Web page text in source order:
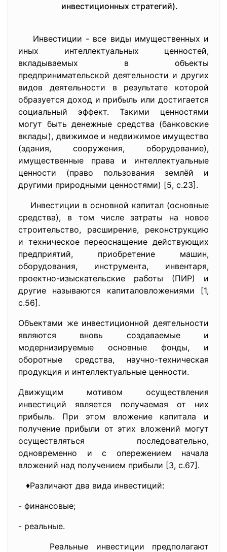
инвестиционных стратегий).
Инвестиции - все виды имущественных и
иных интеллектуальных ценностей,
вкладываемых в объекты
предпринимательской деятельности и других
видов деятельности в результате которой
образуется доход и прибыль или достигается
социальный эффект. Такими ценностями
могут быть денежные средства (банковские
вклады), движимое и недвижимое имущество
(здания, сооружения, оборудование),
имущественные права и интеллектуальные
ценности (право пользования землёй и
другими природными ценностями) [5, с.23].
Инвестиции в основной капитал (основные
средства), в том числе затраты на новое
строительство, расширение, реконструкцию
и техническое переоснащение действующих
предприятий, приобретение машин,
оборудования, инструмента, инвентаря,
проектно-изыскательские работы (ПИР) и
другие называются капиталовложениями [1,
с.56].
Объектами же инвестиционной деятельности
являются вновь создаваемые и
модернизируемые основные фонды, и
оборотные средства, научно-техническая
продукция и интеллектуальные ценности.
Движущим мотивом осуществления
инвестиций является получаемая от них
прибыль. При этом вложение капитала и
получение прибыли от этих вложений могут
осуществляться последовательно,
одновременно и с опережением начала
вложений над получением прибыли [3, с.67].
♦Различают два вида инвестиций:
- финансовые;
- реальные.
Реальные инвестиции предполагают